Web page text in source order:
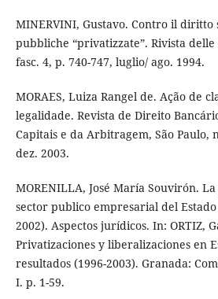
MINERVINI, Gustavo. Contro il diritto
pubbliche “privatizzate”. Rivista delle
fasc. 4, p. 740-747, luglio/ ago. 1994.
MORAES, Luiza Rangel de. Ação de
legalidade. Revista de Direito
Capitais e da Arbitragem, São Paulo,
dez. 2003.
MORENILLA, José María Souvirón.
sector publico empresarial del Estado
2002). Aspectos jurídicos. In: ORTIZ,
Privatizaciones y liberalizaciones en
resultados (1996-2003). Granada:
I. p. 1-59.